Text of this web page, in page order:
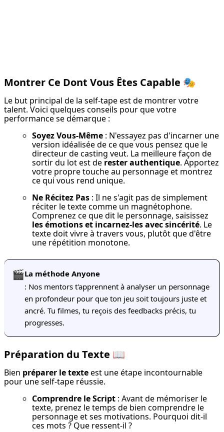
Montrer Ce Dont Vous Êtes Capable 🎭
Le but principal de la self-tape est de montrer votre
talent. Voici quelques conseils pour que votre
performance se démarque :
Soyez Vous-Même : N'essayez pas d'incarner une
version idéalisée de ce que vous pensez que le
directeur de casting veut. La meilleure façon de
sortir du lot est de rester authentique. Apportez
votre propre touche au personnage et montrez
ce qui vous rend unique.
Ne Récitez Pas : Il ne s'agit pas de simplement
réciter le texte comme un magnétophone.
les émotions et incarnez-les avec sincérité. Le
texte doit vivre à travers vous, plutôt que d'être
une répétition monotone.
🎬La méthode Anyone
: Nos mentors t'apprennent à analyser un personnage
en profondeur pour que ton jeu soit toujours juste et
ancré. Tu filmes, tu reçois des feedbacks précis, tu
progresses.
Préparation du Texte 📖
Bien préparer le texte est une étape incontournable
pour une self-tape réussie.
Comprendre le Script : Avant de mémoriser le
texte, prenez le temps de bien comprendre le
personnage et ses motivations. Pourquoi dit-il
ces mots ? Que ressent-il ?